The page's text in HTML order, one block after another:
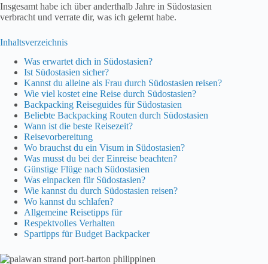
Insgesamt habe ich über anderthalb Jahre in Südostasien
verbracht und verrate dir, was ich gelernt habe.
Inhaltsverzeichnis
Was erwartet dich in Südostasien?
Ist Südostasien sicher?
Kannst du alleine als Frau durch Südostasien reisen?
Wie viel kostet eine Reise durch Südostasien?
Backpacking Reiseguides für Südostasien
Beliebte Backpacking Routen durch Südostasien
Wann ist die beste Reisezeit?
Reisevorbereitung
Wo brauchst du ein Visum in Südostasien?
Was musst du bei der Einreise beachten?
Günstige Flüge nach Südostasien
Was einpacken für Südostasien?
Wie kannst du durch Südostasien reisen?
Wo kannst du schlafen?
Allgemeine Reisetipps für
Respektvolles Verhalten
Spartipps für Budget Backpacker